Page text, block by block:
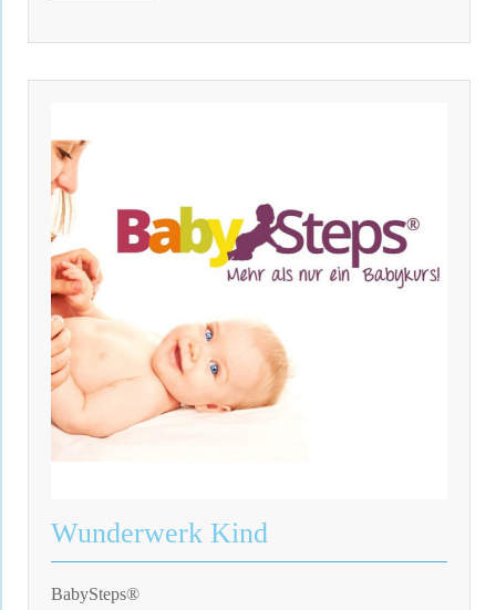
Wunderwerk Kind
BabySteps®